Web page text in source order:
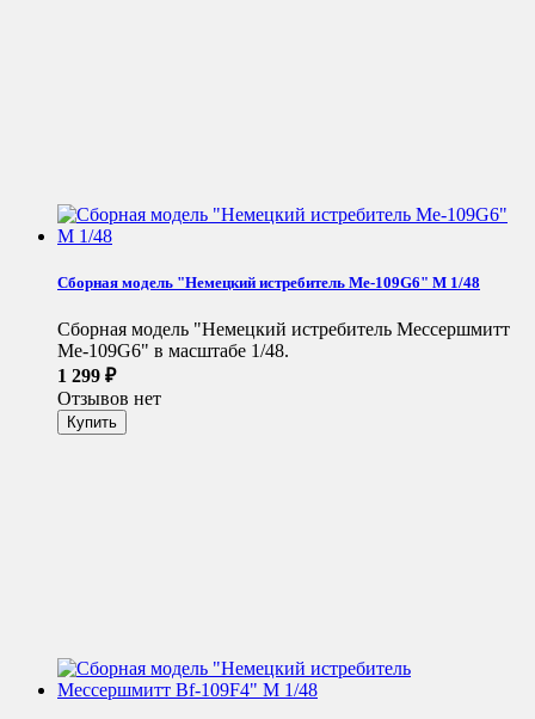
Сборная модель "Немецкий истребитель Me-109G6" М 1/48
Сборная модель "Немецкий истребитель Мессершмитт
Me-109G6" в масштабе 1/48.
1 299 ₽
Отзывов нет